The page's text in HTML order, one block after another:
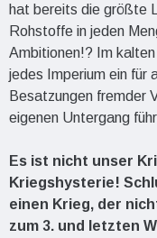
hat bereits die größte
Rohstoffe in jeden
Ambitionen!? Im
jedes Imperium ein für
Besatzungen fremder
eigenen Untergang
Es ist nicht unser
Kriegshysterie!
einen Krieg, der
zum 3. und letzten